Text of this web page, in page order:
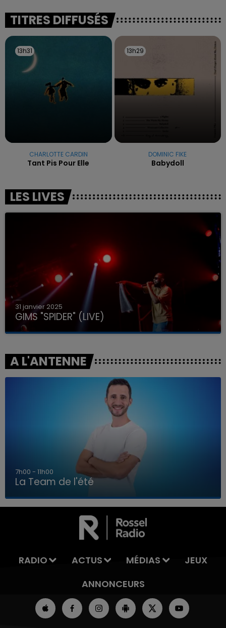
LA TEAM DE L'ÉTÉ
excuses.
TITRES DIFFUSÉS
13h31
13h31
CHARLOTTE CARDIN
Tant Pis Pour Elle
13h29
13h29
DOMINIC FIKE
Babydoll
LES LIVES
31 janvier 2025
GIMS "SPIDER" (LIVE)
A L'ANTENNE
7h00 - 11h00
La Team de l'été
RADIO ACTUS MÉDIAS
JEUX
ANNONCEURS